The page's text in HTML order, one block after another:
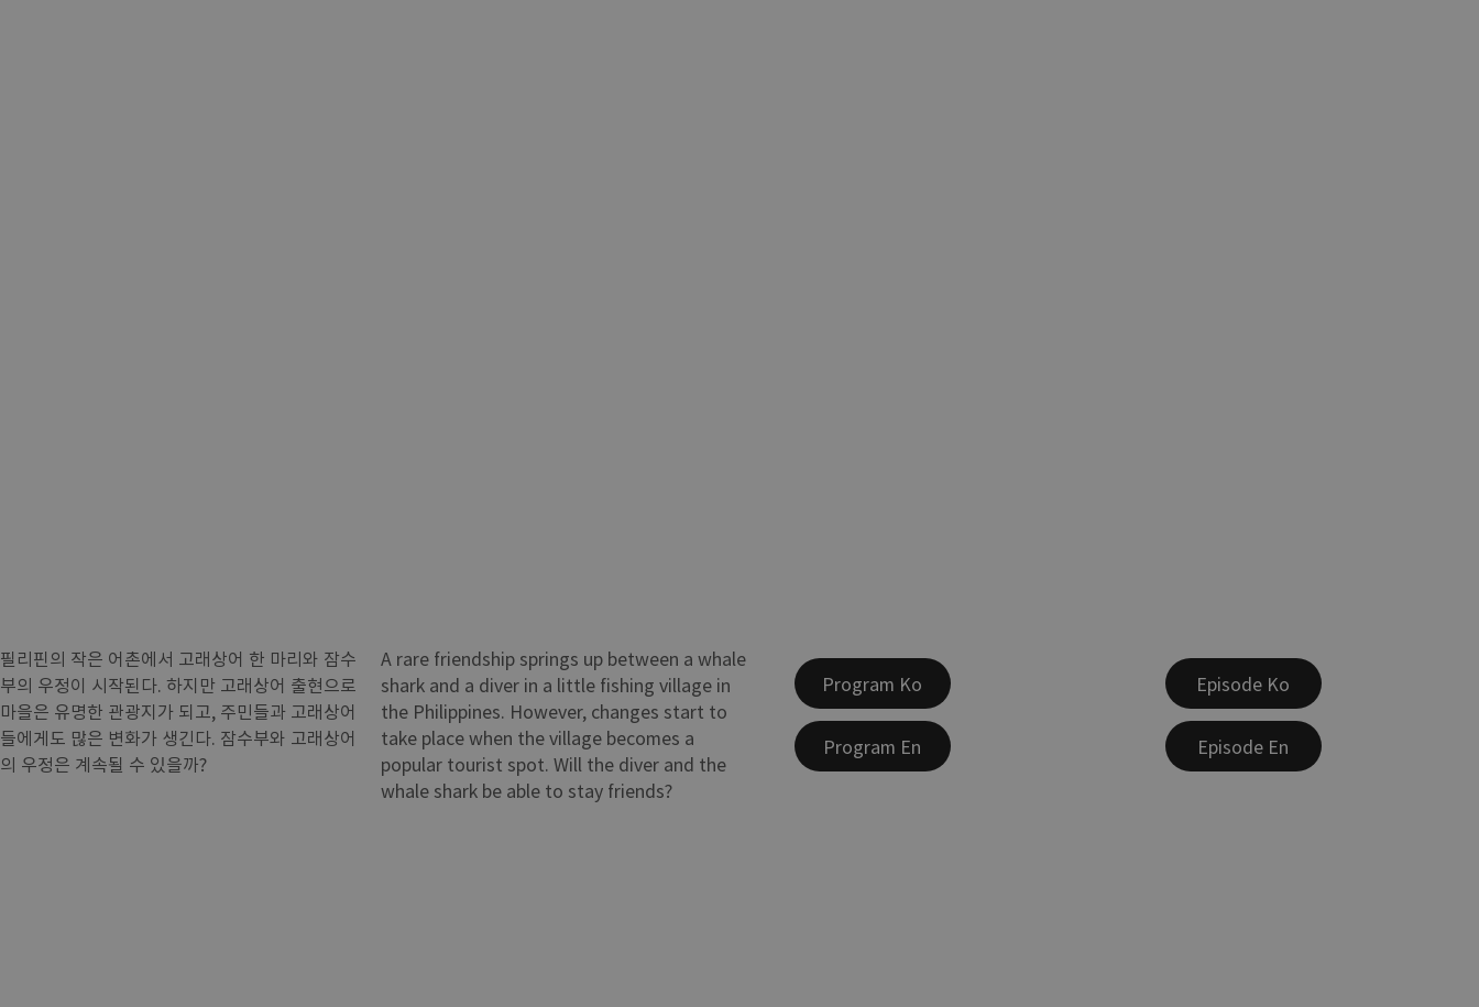
필리핀의 작은 어촌에서 고래상어 한 마리와 잠수
부의 우정이 시작된다. 하지만 고래상어 출현으로
마을은 유명한 관광지가 되고, 주민들과 고래상어
들에게도 많은 변화가 생긴다. 잠수부와 고래상어
의 우정은 계속될 수 있을까?
A rare friendship springs up between a whale
shark and a diver in a little fishing village in
the Philippines. However, changes start to
take place when the village becomes a
popular tourist spot. Will the diver and the
whale shark be able to stay friends?
Program Ko
Program En
Episode Ko
Episode En